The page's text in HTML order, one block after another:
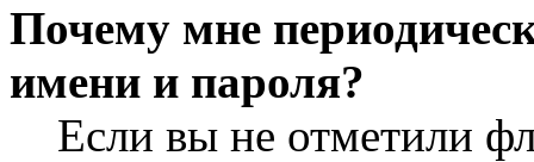
Почему мне
имени и пароля?
Если вы не отметили